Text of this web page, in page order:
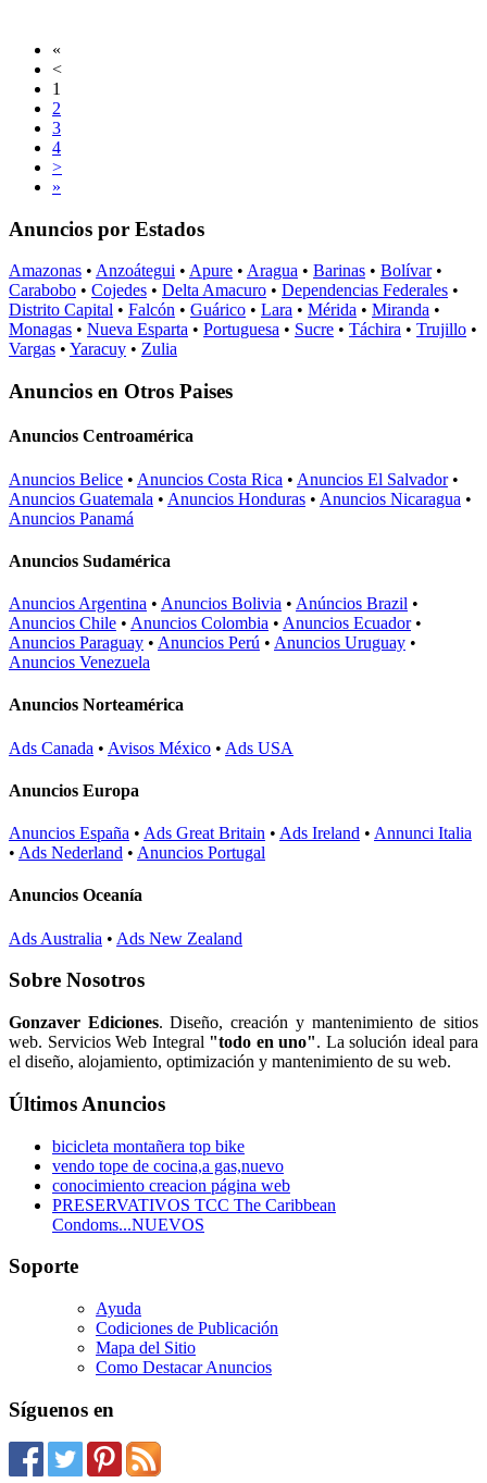
«
<
1
2
3
4
>
»
Anuncios por Estados
Amazonas • Anzoátegui • Apure • Aragua • Barinas • Bolívar•
Carabobo • Cojedes • Delta Amacuro • Dependencias Federales •
Distrito Capital • Falcón • Guárico • Lara • Mérida • Miranda •
Monagas • Nueva Esparta • Portuguesa • Sucre • Táchira • Trujillo •
Vargas • Yaracuy • Zulia
Anuncios en Otros Paises
Anuncios Centroamérica
Anuncios Belice • Anuncios Costa Rica • Anuncios El Salvador•
Anuncios Guatemala • Anuncios Honduras • Anuncios Nicaragua •
Anuncios Panamá
Anuncios Sudamérica
Anuncios Argentina • Anuncios Bolivia • Anúncios Brazil •
Anuncios Chile • Anuncios Colombia • Anuncios Ecuador•
Anuncios Paraguay • Anuncios Perú • Anuncios Uruguay •
Anuncios Venezuela
Anuncios Norteamérica
Ads Canada • Avisos México • Ads USA
Anuncios Europa
Anuncios España • Ads Great Britain • Ads Ireland • Annunci Italia
• Ads Nederland • Anuncios Portugal
Anuncios Oceanía
Ads Australia • Ads New Zealand
Sobre Nosotros
Gonzaver Ediciones. Diseño, creación y mantenimiento de sitios
web. Servicios Web Integral "todo en uno". La solución ideal para
el diseño, alojamiento, optimización y mantenimiento de su web.
Últimos Anuncios
bicicleta montañera top bike
vendo tope de cocina,a gas,nuevo
conocimiento creacion página web
PRESERVATIVOS TCC The Caribbean
Condoms...NUEVOS
Soporte
Ayuda
Codiciones de Publicación
Mapa del Sitio
Como Destacar Anuncios
Síguenos en